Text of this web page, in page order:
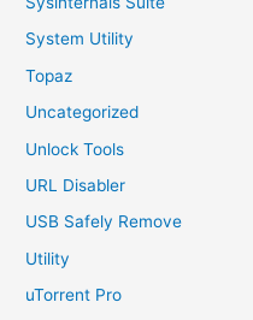
System Utility
Topaz
Uncategorized
Unlock Tools
URL Disabler
USB Safely Remove
Utility
uTorrent Pro